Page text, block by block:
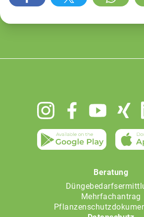
Beratung
Mehrfachantrag